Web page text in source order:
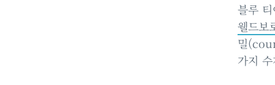
블루
웰드
밀
가지